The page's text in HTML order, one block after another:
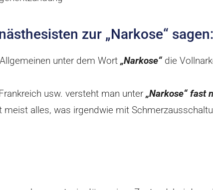
zur „Narkose“ sagen:
unter dem Wort „Narkose“die
usw. versteht man unter „Narkose“ fast
meist alles, was irgendwie mit